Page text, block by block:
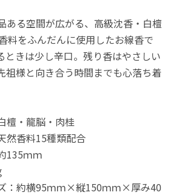
ある空間が広がる、高級沈香・白檀
料をふんだんに使用したお線香で
ときは少し辛口。残り香はやさしい
祖様と向き合う時間までも心落ち着
檀・龍脳・肉桂
料15種類配合
135ｍｍ
：約横95ｍｍ×縦150ｍｍ×厚み40